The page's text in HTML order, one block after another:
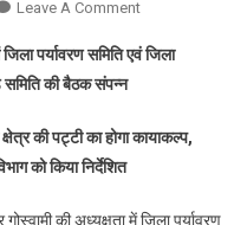
Leave A CommentOn
सामग्री,सॉलिड
डस्ट
पर्यावरण समिति एवं जिला
समिति की बैठक संपन्न
की पट्टी का होगा कायाकल्प,
को किया निर्देशित
की अध्यक्षता में जिला पर्यावरण